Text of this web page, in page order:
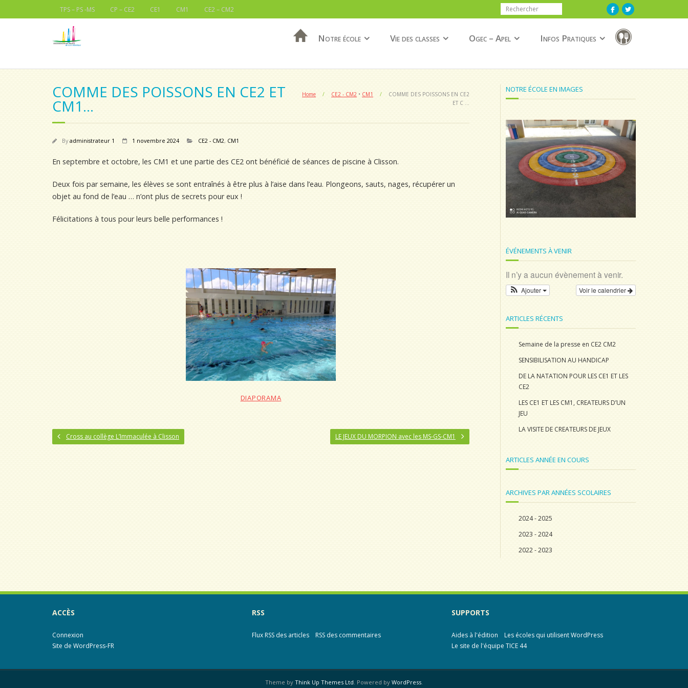
TPS – PS -MS CP – CE2 CE1 CM1 CE2 – CM2
Notre école Vie des classes Ogec – Apel Infos Pratiques
COMME DES POISSONS EN CE2 ET
CM1…
Home / CE2 - CM2 • CM1 /
COMME DES POISSONS EN CE2
ET C …
Byadministrateur 1 1 novembre 2024 CE2 - CM2, CM1
En septembre et octobre, les CM1 et une partie des CE2 ont bénéficié de séances de piscine à Clisson.
Deux fois par semaine, les élèves se sont entraînés à être plus à l’aise dans l’eau. Plongeons, sauts, nages, récupérer un
objet au fond de l’eau … n’ont plus de secrets pour eux !
Félicitations à tous pour leurs belle performances !
DIAPORAMA
Cross au collège L’Immaculée à Clisson LE JEUX DU MORPION avec les MS-GS-CM1
NOTRE ÉCOLE EN IMAGES
ÉVÉNEMENTS À VENIR
Il n’y a aucun évènement à venir.
Voir le calendrier
Ajouter
ARTICLES RÉCENTS
Semaine de la presse en CE2 CM2
SENSIBILISATION AU HANDICAP
DE LA NATATION POUR LES CE1 ET LES
CE2
LES CE1 ET LES CM1, CREATEURS D’UN
JEU
LA VISITE DE CREATEURS DE JEUX
ARTICLES ANNÉE EN COURS
ARCHIVES PAR ANNÉES SCOLAIRES
2024 - 2025
2023 - 2024
2022 - 2023
ACCÈS
Connexion
Site de WordPress-FR
RSS
Flux RSS des articles RSS des commentaires
SUPPORTS
Aides à l'édition
Les écoles qui utilisent WordPress
Le site de l'équipe TICE 44
Theme by Think Up Themes Ltd . Powered by WordPress